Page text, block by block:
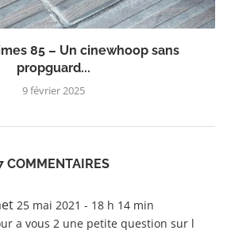
85 – Un cinewhoop sans
propguard...
9 février 2025
COMMENTAIRES
25 mai 2021 - 18 h 14 min
a vous 2 une petite question sur l